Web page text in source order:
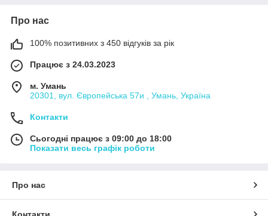
Про нас
100% позитивних з 450 відгуків за рік
Працює з 24.03.2023
м. Умань
20301, вул. Європейська 57и , Умань, Україна
Контакти
Сьогодні працює з 09:00 до 18:00
Показати весь графік роботи
Про нас